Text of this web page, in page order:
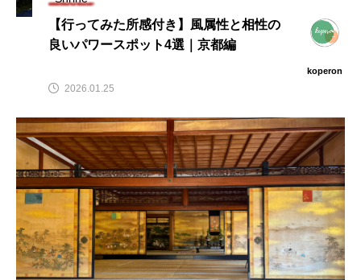
【行ってみた所感付き】風属性と相性の
良いパワースポット4選｜京都編
koperon
2026.01.25